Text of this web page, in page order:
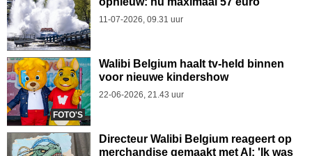
11-07-2026, 09.31 uur
FOTO'S
Walibi Belgium haalt tv-held binnen
voor nieuwe kindershow
22-06-2026, 21.43 uur
Directeur Walibi Belgium reageert op
merchandise gemaakt met AI: 'Ik was